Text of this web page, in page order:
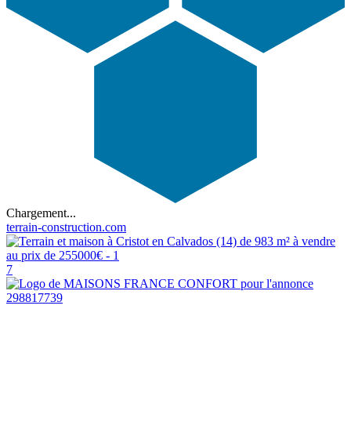
Chargement...
terrain-construction.com
7